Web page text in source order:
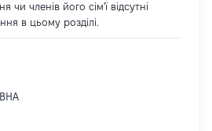
чи членів його сім'ї відсутні
в цьому розділі.